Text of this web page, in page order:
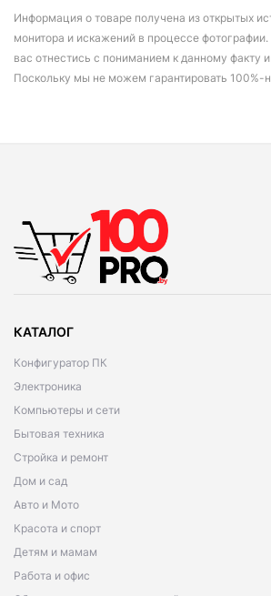
Информация о товаре получена из открытых
монитора и искажений в процессе
вас отнестись с пониманием к данному факту
Поскольку мы не можем гарантировать
КАТАЛОГ
Конфигуратор ПК
Электроника
Компьютеры и сети
Бытовая техника
Стройка и ремонт
Дом и сад
Авто и Мото
Красота и спорт
Детям и мамам
Работа и офис